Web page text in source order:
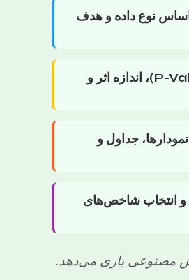
نوع داده و هدف
انجام آزمون‌ها، محاسبه معناداری آماری (p-Value)، اندازه اثر و
جداول و
و انتخاب شاخص‌های
مصنوعی یاری می‌دهد.